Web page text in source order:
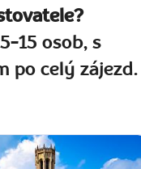
15 osob, s
po celý zájezd.